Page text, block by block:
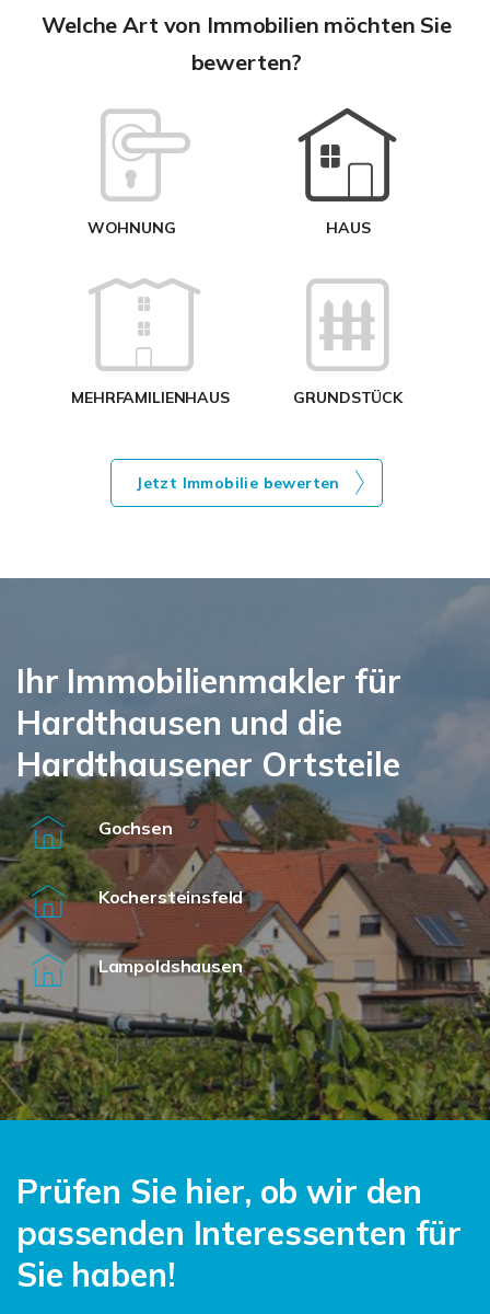
Welche Art von Immobilien möchten Sie
bewerten?
WOHNUNG HAUS
MEHRFAMILIENHAUS GRUNDSTÜCK
Jetzt Immobilie bewerten
Ihr Immobilienmakler für
Hardthausen und die
Hardthausener Ortsteile
Gochsen
Kochersteinsfeld
Lampoldshausen
Prüfen Sie hier, ob wir den
passenden Interessenten für
Sie haben!